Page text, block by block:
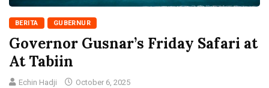
BERITA GUBERNUR
Governor Gusnar’s Friday Safari at
At Tabiin
Echin Hadji October 6, 2025